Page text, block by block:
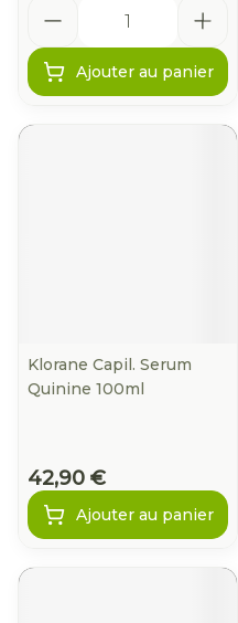
Ajouter au panier
Klorane Capil. Serum
Quinine 100ml
42,90 €
Ajouter au panier